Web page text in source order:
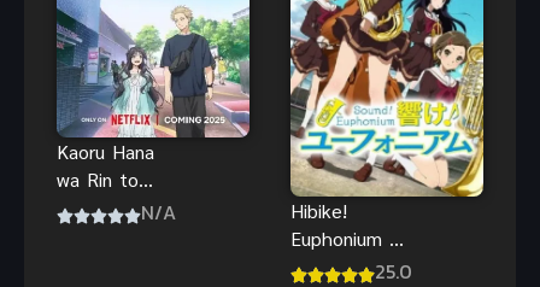
Kaoru Hana
wa Rin to
Saku ดอกรักN/A
Hibike!
Euphonium ฮิ
บิเคะ! ยูโฟ25.0